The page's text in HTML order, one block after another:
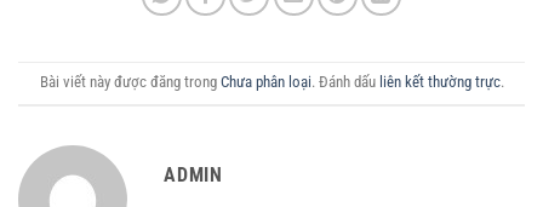
Bài viết này được đăng trong Chưa phân loại. Đánh dấu liên kết thường trực.
ADMIN